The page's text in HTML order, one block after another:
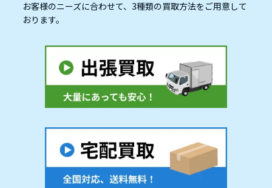
お客様のニーズに合わせて、3種類の買取方法をご用意して
おります。